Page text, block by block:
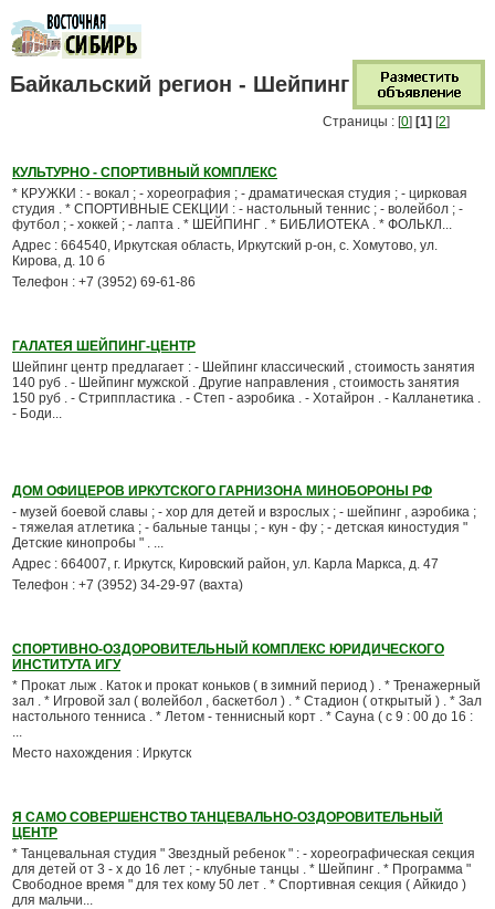
Байкальский регион - Шейпинг
Страницы : [0] [1] [2]
КУЛЬТУРНО - СПОРТИВНЫЙ КОМПЛЕКС
* КРУЖКИ : - вокал ; - хореография ; - драматическая студия ; - цирковая
студия . * СПОРТИВНЫЕ СЕКЦИИ : - настольный теннис ; - волейбол ; -
футбол ; - хоккей ; - лапта . * ШЕЙПИНГ . * БИБЛИОТЕКА . * ФОЛЬКЛ...
Адрес : 664540, Иркутская область, Иркутский р-он, с. Хомутово, ул.
Кирова, д. 10 б
Телефон : +7 (3952) 69-61-86
ГАЛАТЕЯ ШЕЙПИНГ-ЦЕНТР
Шейпинг центр предлагает : - Шейпинг классический , стоимость занятия
140 руб . - Шейпинг мужской . Другие направления , стоимость занятия
150 руб . - Стриппластика . - Степ - аэробика . - Хотайрон . - Калланетика .
- Боди...
ДОМ ОФИЦЕРОВ ИРКУТСКОГО ГАРНИЗОНА МИНОБОРОНЫ РФ
- музей боевой славы ; - хор для детей и взрослых ; - шейпинг , аэробика ;
- тяжелая атлетика ; - бальные танцы ; - кун - фу ; - детская киностудия "
Детские кинопробы " . ...
Адрес : 664007, г. Иркутск, Кировский район, ул. Карла Маркса, д. 47
Телефон : +7 (3952) 34-29-97 (вахта)
СПОРТИВНО-ОЗДОРОВИТЕЛЬНЫЙ КОМПЛЕКС ЮРИДИЧЕСКОГО
ИНСТИТУТА ИГУ
* Прокат лыж . Каток и прокат коньков ( в зимний период ) . * Тренажерный
зал . * Игровой зал ( волейбол , баскетбол ) . * Стадион ( открытый ) . * Зал
настольного тенниса . * Летом - теннисный корт . * Сауна ( с 9 : 00 до 16 :
...
Место нахождения : Иркутск
Я САМО СОВЕРШЕНСТВО ТАНЦЕВАЛЬНО-ОЗДОРОВИТЕЛЬНЫЙ
ЦЕНТР
* Танцевальная студия " Звездный ребенок " : - хореографическая секция
для детей от 3 - х до 16 лет ; - клубные танцы . * Шейпинг . * Программа "
Свободное время " для тех кому 50 лет . * Спортивная секция ( Айкидо )
для мальчи...